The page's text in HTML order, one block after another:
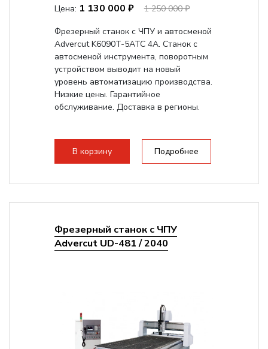
Цена: 1 130 000 ₽
1 250 000 ₽
Фрезерный станок с ЧПУ и автосменой
Advercut K6090T-5ATC 4A. Станок с
автосменой инструмента, поворотным
устройством выводит на новый
уровень автоматизацию производства.
Низкие цены. Гарантийное
обслуживание. Доставка в регионы.
В корзину Подробнее
Фрезерный станок с ЧПУ
Advercut UD-481 / 2040